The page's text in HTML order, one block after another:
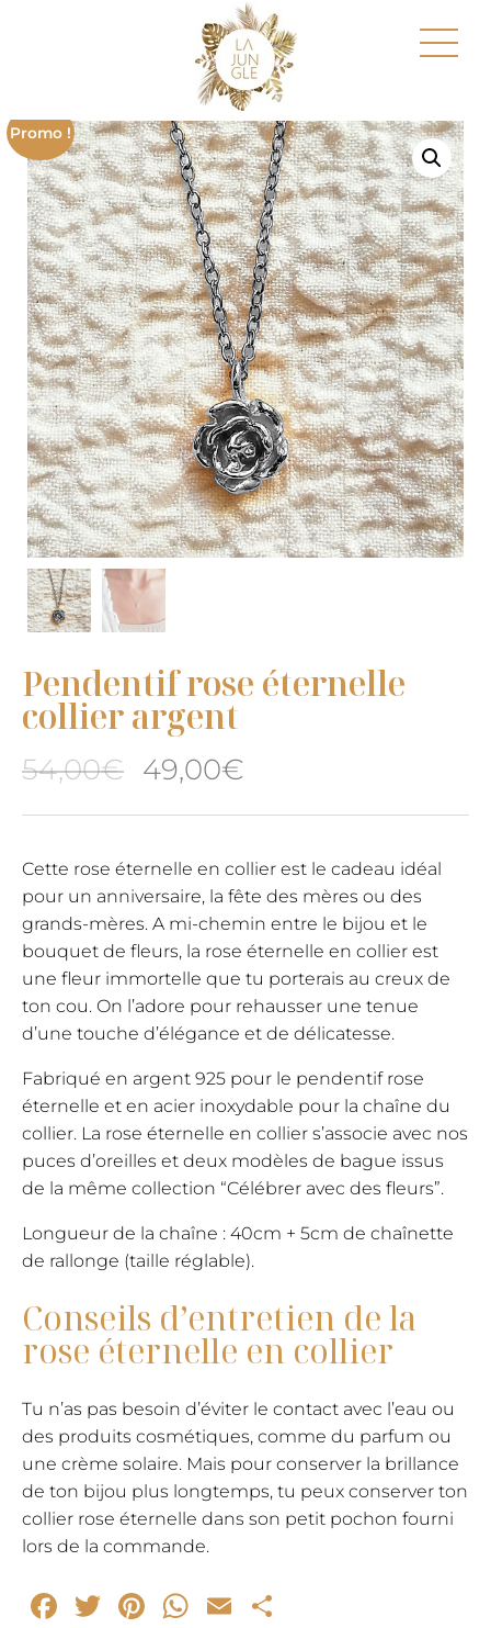
Promo !
Pendentif rose éternelle
collier argent
54,00€ Le
prix
initial
était :
54,00€.
49,00€
prix
actuel
est :
49,00€.
Cette rose éternelle en collier est le cadeau idéal
pour un anniversaire, la fête des mères ou des
grands-mères. A mi-chemin entre le bijou et le
bouquet de fleurs, la rose éternelle en collier est
une fleur immortelle que tu porterais au creux de
ton cou. On l’adore pour rehausser une tenue
d’une touche d’élégance et de délicatesse.
Fabriqué en argent 925 pour le pendentif rose
éternelle et en acier inoxydable pour la chaîne du
collier. La rose éternelle en collier s’associe avec nos
puces d’oreilles et deux modèles de bague issus
de la même collection “Célébrer avec des fleurs”.
Longueur de la chaîne : 40cm + 5cm de chaînette
de rallonge (taille réglable).
Conseils d’entretien de la
rose éternelle en collier
Tu n’as pas besoin d’éviter le contact avec l’eau ou
des produits cosmétiques, comme du parfum ou
une crème solaire. Mais pour conserver la brillance
de ton bijou plus longtemps, tu peux conserver ton
collier rose éternelle dans son petit pochon fourni
lors de la commande.
Facebook
Twitter
Pinterest
WhatsApp
Email